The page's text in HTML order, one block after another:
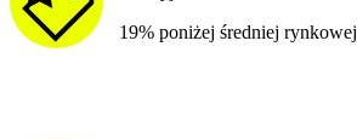
19% poniżej średniej rynkowej